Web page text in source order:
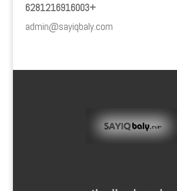
+6281216916003
admin@sayiqbaly.com